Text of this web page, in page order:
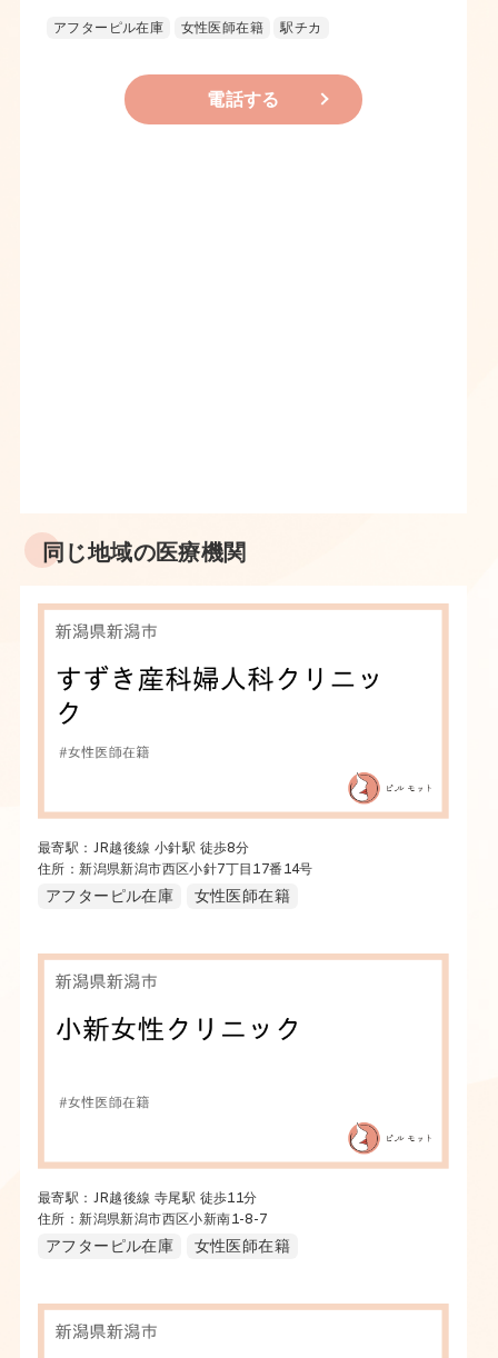
アフターピル在庫 女性医師在籍 駅チカ
電話する
同じ地域の医療機関
最寄駅：JR越後線 小針駅 徒歩8分
住所：新潟県新潟市西区小針7丁目17番14号
アフターピル在庫 女性医師在籍
最寄駅：JR越後線 寺尾駅 徒歩11分
住所：新潟県新潟市西区小新南1-8-7
アフターピル在庫 女性医師在籍